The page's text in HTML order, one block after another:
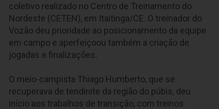
coletivo realizado no Centro de Treinamento do
Nordeste (CETEN), em Itaitinga/CE. O treinador do
Vozão deu prioridade ao posicionamento da equipe
em campo e aperfeiçoou também a criação de
jogadas e finalizações.
O meio-campista Thiago Humberto, que se
recuperava de tendinite da região do púbis, deu
início aos trabalhos de transição, com treinos